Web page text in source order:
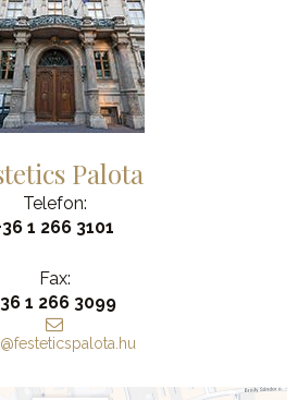
Palota
Telefon:
1 266 3101
Fax:
1 266 3099